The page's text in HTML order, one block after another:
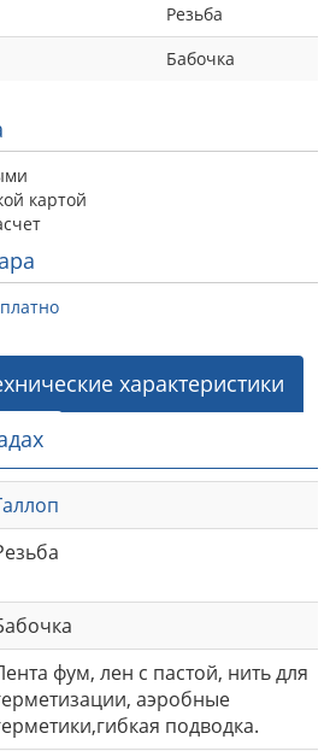
Резьба
Бабочка
картой
характеристики
фум, лен с пастой, нить для
аэробные
подводка.